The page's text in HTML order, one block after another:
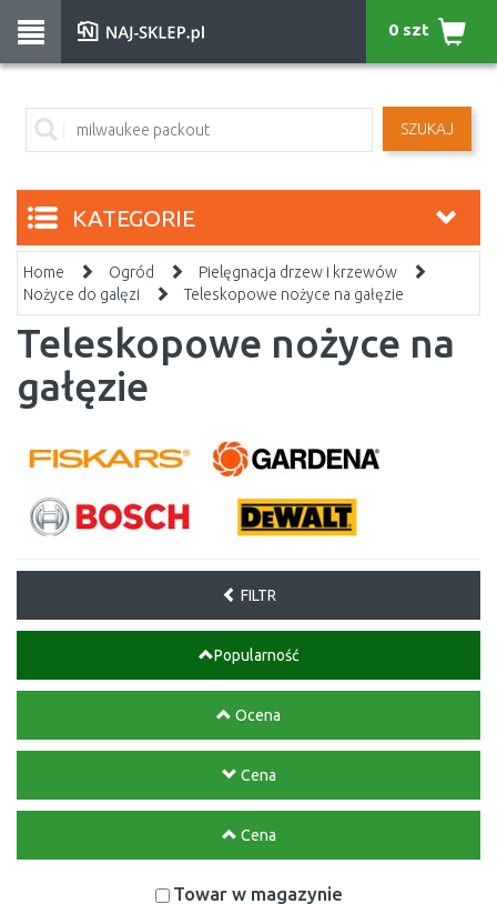
SZUKAJ
0 szt
KATEGORIE
Home Ogród
Pielęgnacja drzew i krzewów
Nożyce do galęzi
Teleskopowe nożyce na gałęzie
Teleskopowe nożyce na
gałęzie
FILTR
Popularność
Ocena
Cena
Cena
Towar w magazynie